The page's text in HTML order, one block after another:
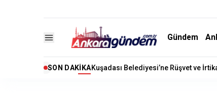
Gündem
SON DAKIKAKuşadası Belediyesi’ne Rüşvet ve